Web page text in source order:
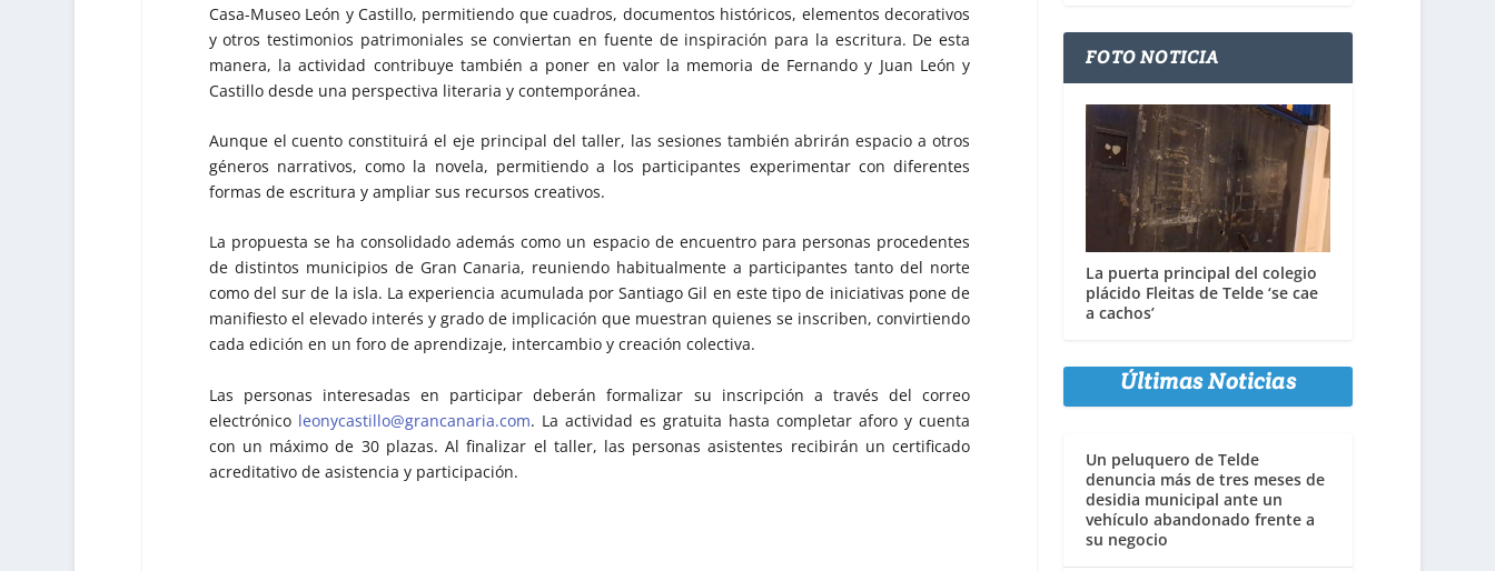
Casa-Museo León y Castillo, permitiendo que cuadros, documentos históricos, elementos decorativos
y otros testimonios patrimoniales se conviertan en fuente de inspiración para la escritura. De esta
manera, la actividad contribuye también a poner en valor la memoria de Fernando y Juan León y
Castillo desde una perspectiva literaria y contemporánea.
Aunque el cuento constituirá el eje principal del taller, las sesiones también abrirán espacio a otros
géneros narrativos, como la novela, permitiendo a los participantes experimentar con diferentes
formas de escritura y ampliar sus recursos creativos.
La propuesta se ha consolidado además como un espacio de encuentro para personas procedentes
de distintos municipios de Gran Canaria, reuniendo habitualmente a participantes tanto del norte
como del sur de la isla. La experiencia acumulada por Santiago Gil en este tipo de iniciativas pone de
manifiesto el elevado interés y grado de implicación que muestran quienes se inscriben, convirtiendo
cada edición en un foro de aprendizaje, intercambio y creación colectiva.
Las personas interesadas en participar deberán formalizar su inscripción a través del correo
electrónico leonycastillo@grancanaria.com. La actividad es gratuita hasta completar aforo y cuenta
con un máximo de 30 plazas. Al finalizar el taller, las personas asistentes recibirán un certificado
acreditativo de asistencia y participación.
FOTO NOTICIA
La puerta principal del colegio
plácido Fleitas de Telde ‘se cae
a cachos’
Últimas Noticias
Un peluquero de Telde
denuncia más de tres meses de
desidia municipal ante un
vehículo abandonado frente a
su negocio